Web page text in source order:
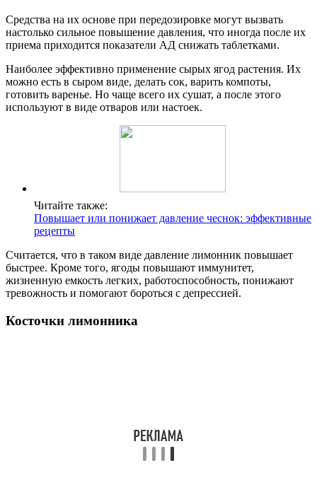
Средства на их основе при передозировке могут вызвать
настолько сильное повышение давления, что иногда после их
приема приходится показатели АД снижать таблетками.
Наиболее эффективно применение сырых ягод растения. Их
можно есть в сыром виде, делать сок, варить компоты,
готовить варенье. Но чаще всего их сушат, а после этого
используют в виде отваров или настоек.
Читайте также:
Повышает или понижает давление чеснок: эффективные
рецепты
Считается, что в таком виде давление лимонник повышает
быстрее. Кроме того, ягоды повышают иммунитет,
жизненную емкость легких, работоспособность, понижают
тревожность и помогают бороться с депрессией.
Косточки лимонника